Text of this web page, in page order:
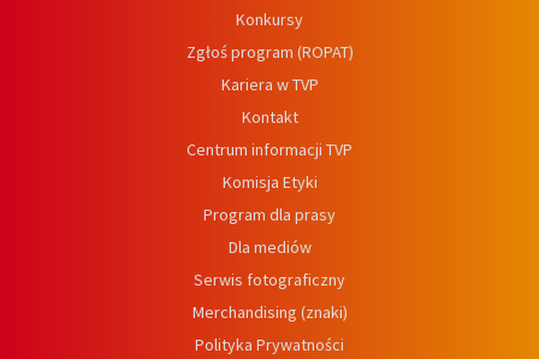
Konkursy
Zgłoś program (ROPAT)
Kariera w TVP
Kontakt
Centrum informacji TVP
Komisja Etyki
Program dla prasy
Dla mediów
Serwis fotograficzny
Merchandising (znaki)
Polityka Prywatności